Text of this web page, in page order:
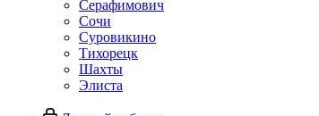
Серафимович
Сочи
Суровикино
Тихорецк
Шахты
Элиста